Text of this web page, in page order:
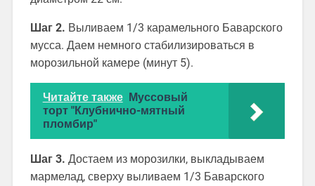
Шаг 2. Выливаем 1/3 карамельного Баварского
мусса. Даем немного стабилизироваться в
морозильной камере (минут 5).
Читайте также Муссовый
торт "Клубнично-мятный
пломбир"
Шаг 3. Достаем из морозилки, выкладываем
мармелад, сверху выливаем 1/3 Баварского